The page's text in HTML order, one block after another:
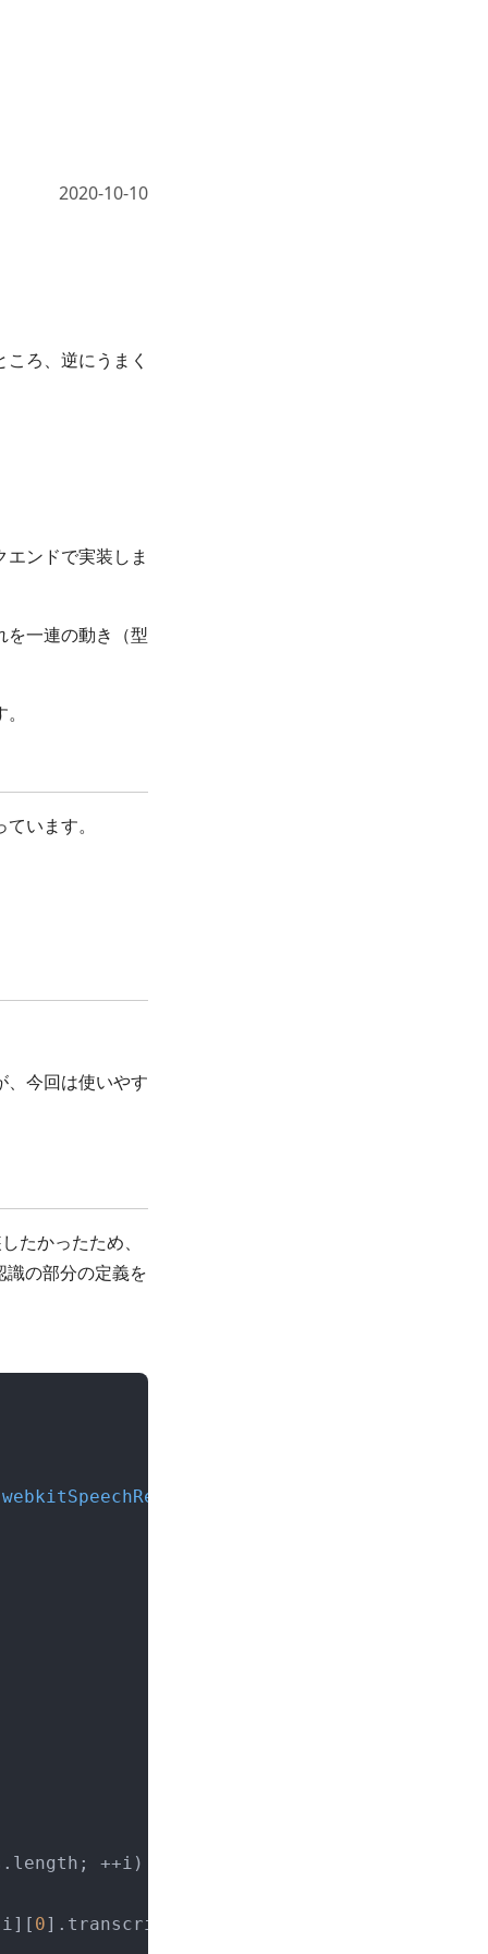
2020-10-10
ろ、逆にうまく
ンドで実装しま
を一連の動き（型
います。
、今回は使いやす
たかったため、
の部分の定義を
webkitSpeechRecognition
. length ; ++i) {
0]. transcript